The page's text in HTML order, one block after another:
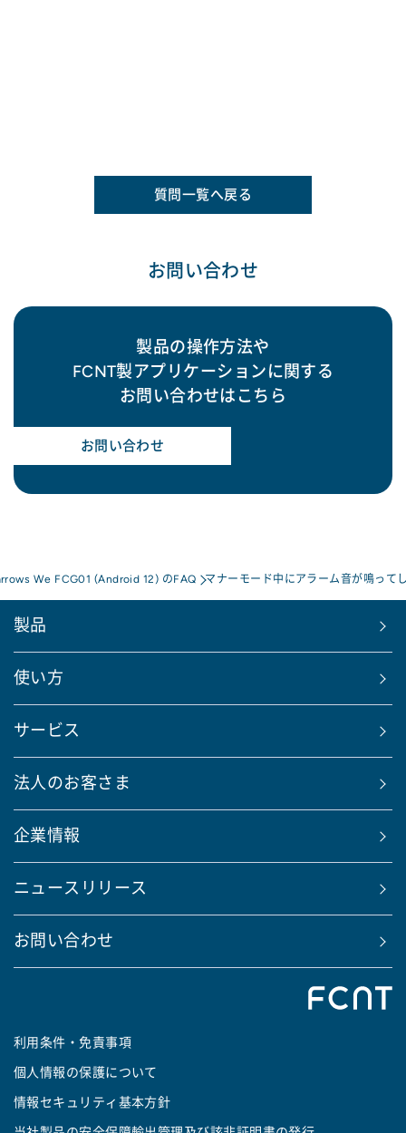
質問一覧へ戻る
お問い合わせ
製品の操作方法や
FCNT製アプリケーションに関する
お問い合わせはこちら
お問い合わせ
We FCG01 (Android 12) のFAQ マナーモード中にアラーム音が鳴って
製品
使い方
サービス
法人のお客さま
企業情報
ニュースリリース
お問い合わせ
利用条件・免責事項
個人情報の保護について
情報セキュリティ基本方針